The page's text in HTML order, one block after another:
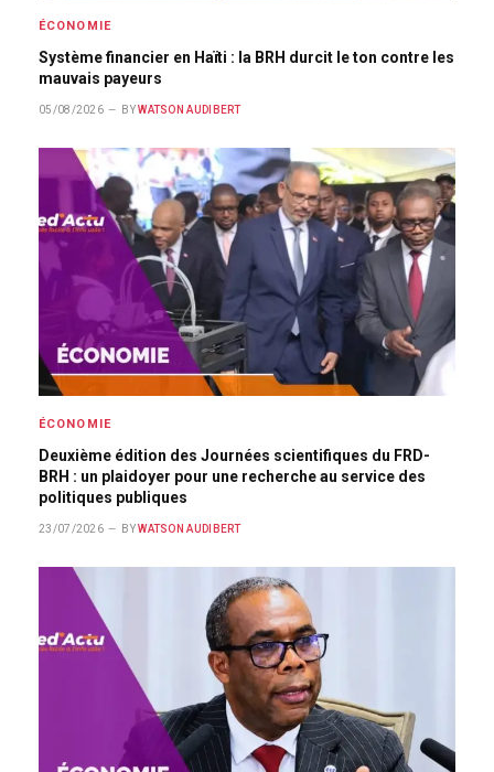
ÉCONOMIE
Système financier en Haïti : la BRH durcit le ton contre les
mauvais payeurs
05/08/2026 BY WATSON AUDIBERT
ÉCONOMIE
Deuxième édition des Journées scientifiques du FRD-
BRH : un plaidoyer pour une recherche au service des
politiques publiques
23/07/2026 BY WATSON AUDIBERT